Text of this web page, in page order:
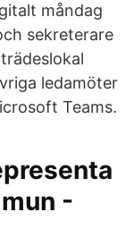
måndag
sekreterare
ledamöter
Teams.
-